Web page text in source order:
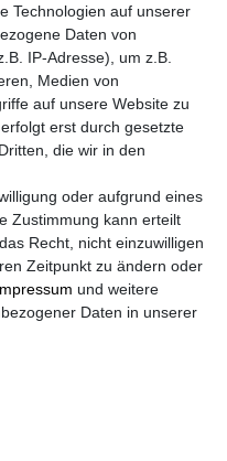
Technologien auf unserer
Daten von
IP-Adresse), um z.B.
Medien von
auf unsere Website zu
erst durch gesetzte
die wir in den
oder aufgrund eines
Zustimmung kann erteilt
Recht, nicht einzuwilligen
Zeitpunkt zu ändern oder
und weitere
Daten in unserer